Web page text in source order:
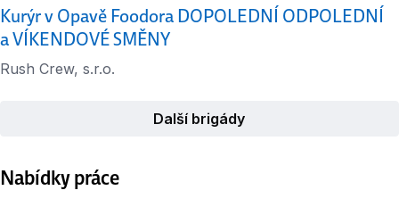
Kurýr v Opavě Foodora DOPOLEDNÍ ODPOLEDNÍ
a VÍKENDOVÉ SMĚNY
Rush Crew, s.r.o.
Další brigády
Nabídky práce